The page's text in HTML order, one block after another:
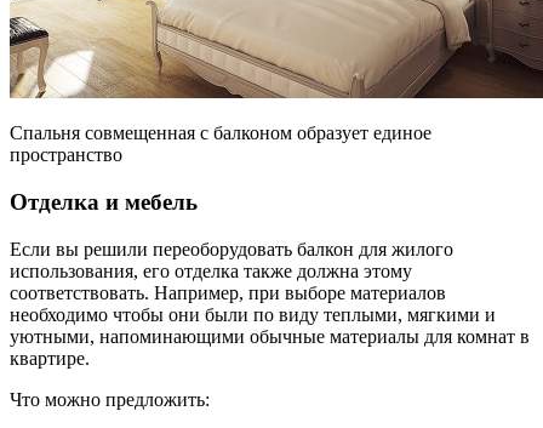
Спальня совмещенная с балконом образует единое
пространство
Отделка и мебель
Если вы решили переоборудовать балкон для жилого
использования, его отделка также должна этому
соответствовать. Например, при выборе материалов
необходимо чтобы они были по виду теплыми, мягкими и
уютными, напоминающими обычные материалы для комнат в
квартире.
Что можно предложить: